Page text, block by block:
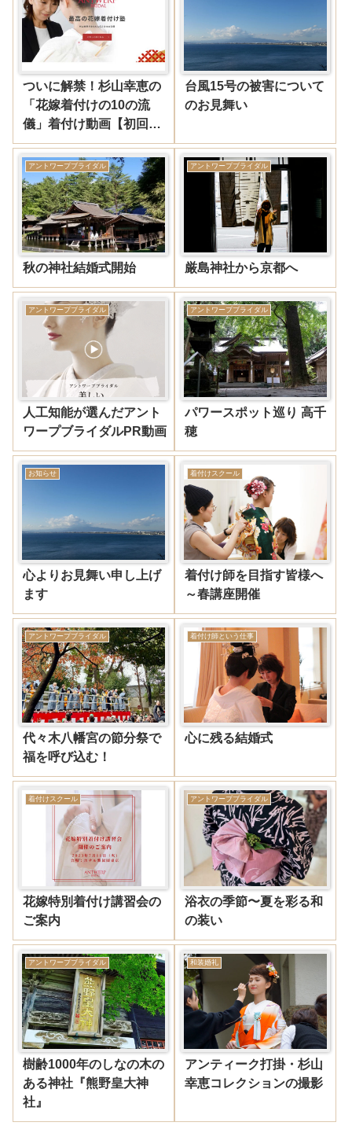
ついに解禁！杉山幸恵の
「花嫁着付けの10の流
儀」着付け動画【初回限
定価格】
台風15号の被害について
のお見舞い
アントワープブライダル
秋の神社結婚式開始
アントワープブライダル
厳島神社から京都へ
アントワープブライダル
人工知能が選んだアント
ワープブライダルPR動画
アントワープブライダル
パワースポット巡り 高千
穂
お知らせ
心よりお見舞い申し上げ
ます
着付けスクール
着付け師を目指す皆様へ
～春講座開催
アントワープブライダル
代々木八幡宮の節分祭で
福を呼び込む！
着付け師という仕事
心に残る結婚式
着付けスクール
花嫁特別着付け講習会の
ご案内
アントワープブライダル
浴衣の季節〜夏を彩る和
の装い
アントワープブライダル
樹齢1000年のしなの木の
ある神社『熊野皇大神
社』
和装婚礼
アンティーク打掛・杉山
幸恵コレクションの撮影